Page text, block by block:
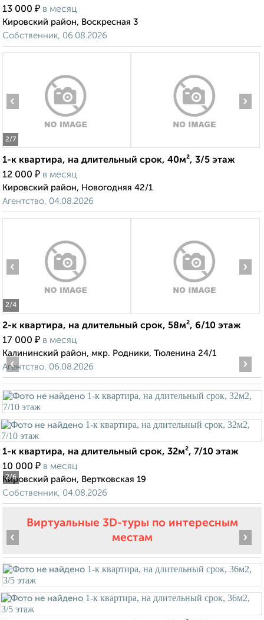
13 000 ₽ в месяц
Кировский район, Воскресная 3
Собственник, 06.08.2026
2/7
‹ ›
1-к квартира, на длительный срок, 40м², 3/5 этаж
12 000 ₽ в месяц
Кировский район, Новогодняя 42/1
Агентство, 04.08.2026
2/4
‹ ›
2-к квартира, на длительный срок, 58м², 6/10 этаж
17 000 ₽ в месяц
Калининский район, мкр. Родники, Тюленина 24/1
Агентство, 06.08.2026
2/6
‹ ›
1-к квартира, на длительный срок, 32м², 7/10 этаж
10 000 ₽ в месяц
Кировский район, Вертковская 19
Собственник, 04.08.2026
Виртуальные 3D-туры по интересным
местам
‹ ›